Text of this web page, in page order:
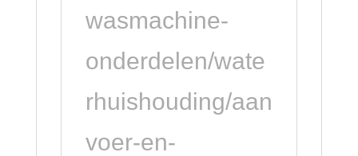
wasmachine-
onderdelen/wate
rhuishouding/aan
voer-en-